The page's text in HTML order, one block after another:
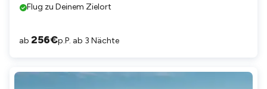
Flug zu Deinem Zielort
ab 256€p.P. ab 3 Nächte